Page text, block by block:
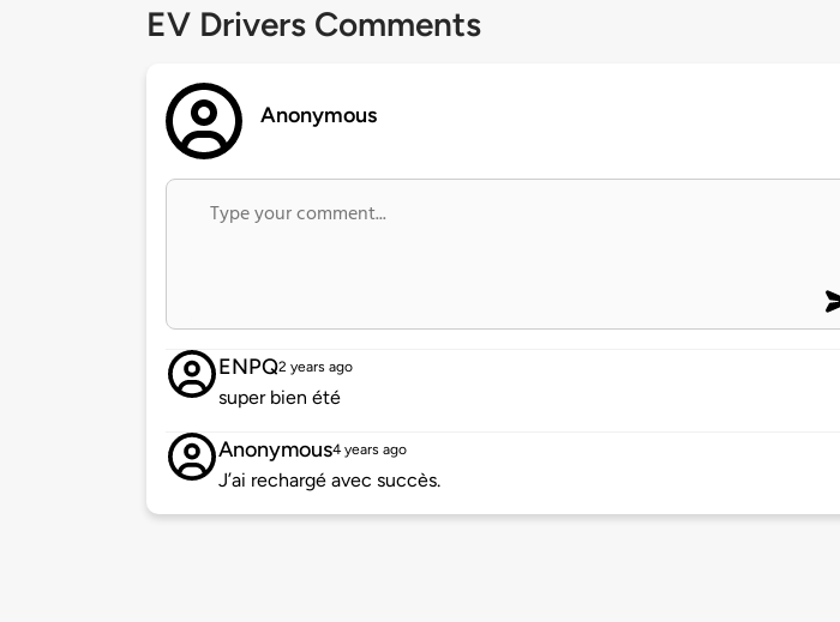
EV Drivers Comments
Anonymous
ENPQ2 years ago
super bien été
Anonymous4 years ago
J’ai rechargé avec succès.